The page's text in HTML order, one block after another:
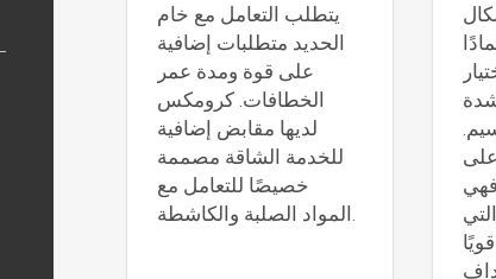
يتطلب التعامل مع خام
الحديد متطلبات إضافية
على قوة ومدة عمر
الخطافات. كرومكس
لديها مقابض إضافية
للخدمة الشاقة مصممة
خصيصًا للتعامل مع
فهي